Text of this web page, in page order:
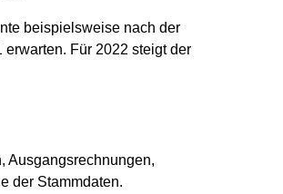
beispielsweise nach der
Für 2022 steigt der
Ausgangsrechnungen,
der Stammdaten.